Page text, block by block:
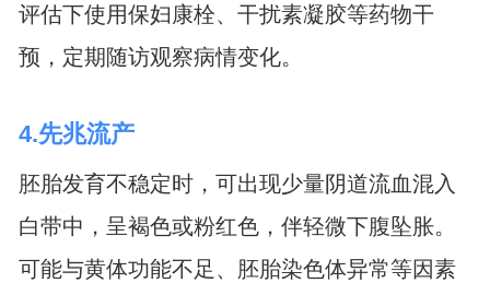
评估下使用保妇康栓、干扰素凝胶等药物干
预，定期随访观察病情变化。
4.先兆流产
胚胎发育不稳定时，可出现少量阴道流血混入
白带中，呈褐色或粉红色，伴轻微下腹坠胀。
可能与黄体功能不足、胚胎染色体异常等因素